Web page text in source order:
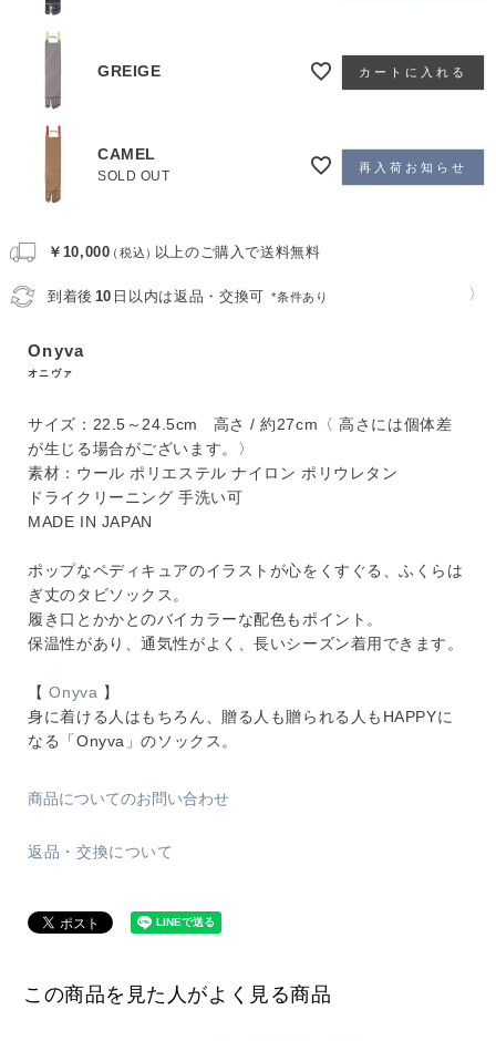
GREIGE カートに入れる
CAMEL
SOLD OUT
再入荷お知らせ
￥10,000（税込）以上のご購入で送料無料
到着後 10 日以内は返品・交換可 *条件あり 〉
Onyva
オニヴァ
サイズ：22.5～24.5cm 高さ / 約27cm〈 高さには個体差
が生じる場合がございます。〉
素材：ウール ポリエステル ナイロン ポリウレタン
ドライクリーニング 手洗い可
MADE IN JAPAN
ポップなペディキュアのイラストが心をくすぐる、ふくらは
ぎ丈のタビソックス。
履き口とかかとのバイカラーな配色もポイント。
保温性があり、通気性がよく、長いシーズン着用できます。
【Onyva 】
身に着ける人はもちろん、贈る人も贈られる人もHAPPYに
なる「Onyva」のソックス。
商品についてのお問い合わせ
返品・交換について
この商品を見た人がよく見る商品